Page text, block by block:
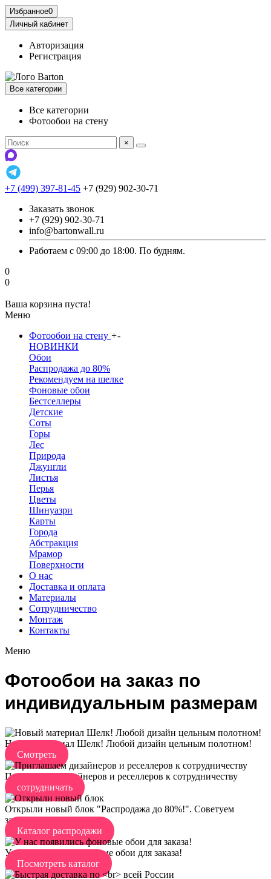
Избранное0
Личный кабинет
Авторизация
Регистрация
Все категории
Все категории
Фотообои на стену
×
+7 (499) 397-81-45 +7 (929) 902-30-71
Заказать звонок
+7 (929) 902-30-71
info@bartonwall.ru
Работаем с 09:00 до 18:00. По будням.
0
0
Ваша корзина пуста!
Меню
Фотообои на стену +-
НОВИНКИ
Обои
Распродажа до 80%
Рекомендуем на шелке
Фоновые обои
Бестселлеры
Детские
Соты
Горы
Лес
Природа
Джунгли
Листья
Перья
Цветы
Шинуазри
Карты
Города
Абстракция
Мрамор
Поверхности
О нас
Доставка и оплата
Материалы
Сотрудничество
Монтаж
Контакты
Меню
Фотообои на заказ по
индивидуальным размерам
Новый материал Шелк! Любой дизайн цельным полотном!
Смотреть
Приглашаем дизайнеров и реселлеров к сотрудничеству
сотрудничать
Открыли новый блок "Распродажа до 80%!". Советуем
заглянуть!
Каталог распродажи
У нас появились фоновые обои для заказа!
Посмотреть каталог